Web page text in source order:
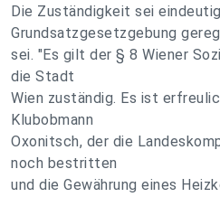
Die Zuständigkeit sei
Grundsatzgesetzgebung
sei. "Es gilt der § 8 Wiener
die Stadt
Wien zuständig. Es ist
Klubobmann
Oxonitsch, der die
noch bestritten
und die Gewährung eines